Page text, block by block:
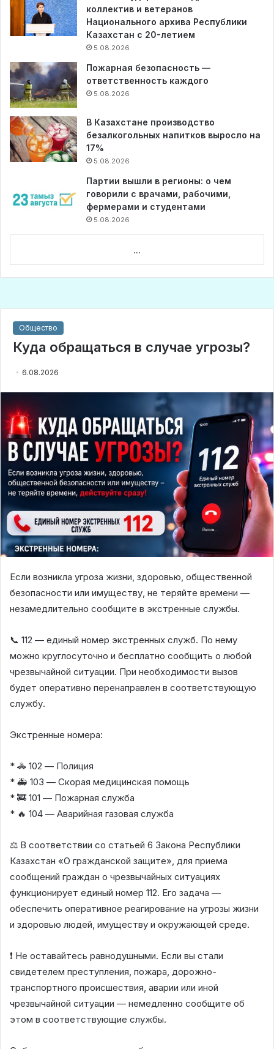
коллектив и ветеранов
Национального архива Республики
Казахстан с 20-летием
5.08.2026
Пожарная безопасность —
ответственность каждого
5.08.2026
В Казахстане производство
безалкогольных напитков выросло на
17%
5.08.2026
Партии вышли в регионы: о чем
говорили с врачами, рабочими,
фермерами и студентами
5.08.2026
...